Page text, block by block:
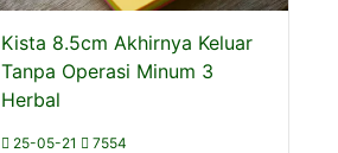
Kista 8.5cm Akhirnya Keluar
Tanpa Operasi Minum 3
Herbal
25-05-21 7554